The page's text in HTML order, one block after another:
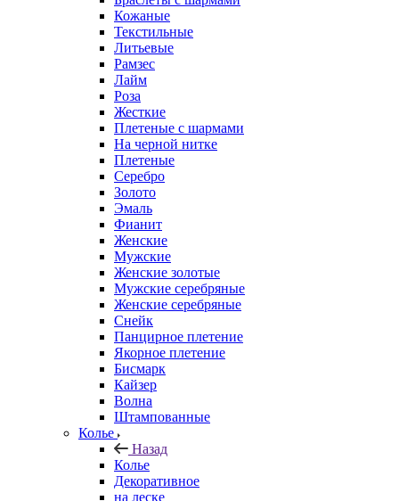
Кожаные
Текстильные
Литьевые
Рамзес
Лайм
Роза
Жесткие
Плетеные с шармами
На черной нитке
Плетеные
Серебро
Золото
Эмаль
Фианит
Женские
Мужские
Женские золотые
Мужские серебряные
Женские серебряные
Снейк
Панцирное плетение
Якорное плетение
Бисмарк
Кайзер
Волна
Штампованные
Колье
Назад
Колье
Декоративное
на леске